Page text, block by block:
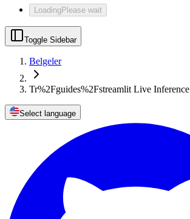
LoadingPlease wait
Toggle Sidebar
Belgeler
Tr%2Fguides%2Fstreamlit Live Inference
Select language